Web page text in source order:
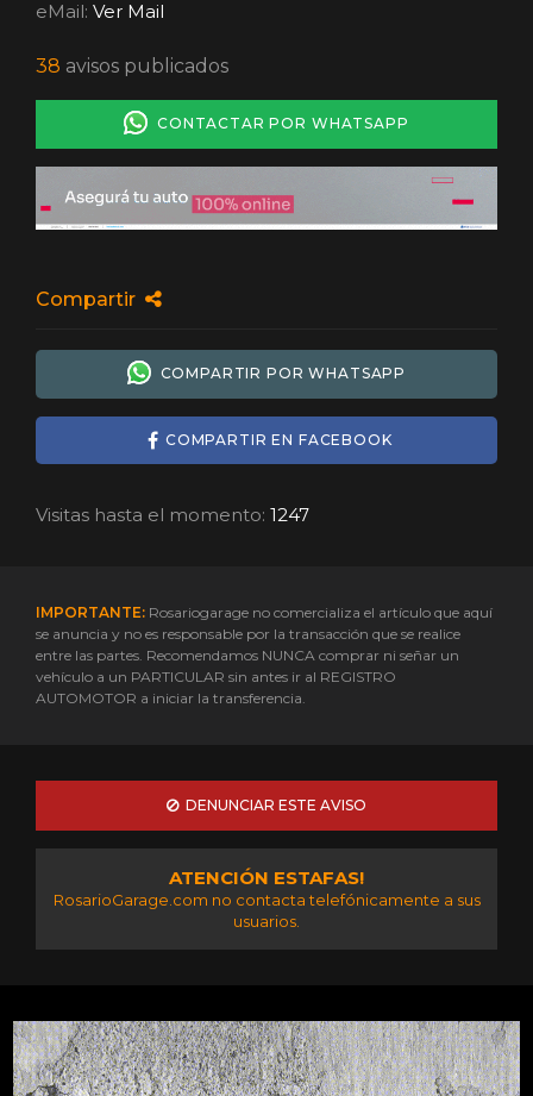
eMail: Ver Mail
38 avisos publicados
CONTACTAR POR WHATSAPP
Compartir
COMPARTIR POR WHATSAPP
COMPARTIR EN FACEBOOK
Visitas hasta el momento: 1247
IMPORTANTE: Rosariogarage no comercializa el artículo que aquí
se anuncia y no es responsable por la transacción que se realice
entre las partes. Recomendamos NUNCA comprar ni señar un
vehículo a un PARTICULAR sin antes ir al REGISTRO
AUTOMOTOR a iniciar la transferencia.
DENUNCIAR ESTE AVISO
ATENCIÓN ESTAFAS!
RosarioGarage.com no contacta telefónicamente a sus
usuarios.